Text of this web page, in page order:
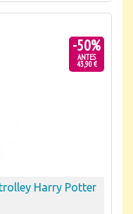
-50%
ANTES
43,90 €
Harry Potter